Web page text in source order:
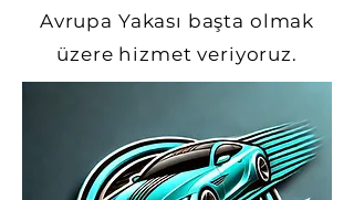
Avrupa Yakası başta olmak
üzere hizmet veriyoruz.